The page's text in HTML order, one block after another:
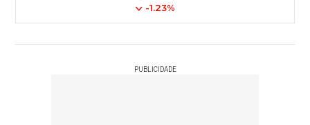
-1.23%
PUBLICIDADE